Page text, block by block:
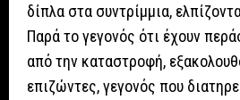
δίπλα στα συντρίμμια,
Παρά το γεγονός ότι έχουν
από την καταστροφή,
επιζώντες, γεγονός που